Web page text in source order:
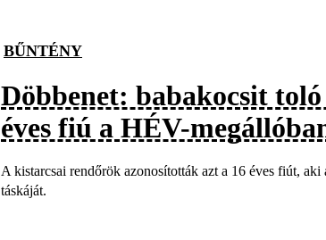
BŰNTÉNY
Döbbenet: babakocsit
éves fiú a HÉV-
A kistarcsai rendőrök azonosították azt a 16 éves fiút,
táskáját.